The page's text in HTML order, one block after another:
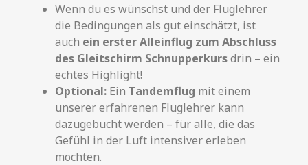
Wenn du es wünschst und der Fluglehrer
die Bedingungen als gut einschätzt, ist
auch ein erster Alleinflug zum Abschluss
des Gleitschirm Schnupperkursdrin – ein
echtes Highlight!
Optional: Ein Tandemflug mit einem
unserer erfahrenen Fluglehrer kann
dazugebucht werden – für alle, die das
Gefühl in der Luft intensiver erleben
möchten.